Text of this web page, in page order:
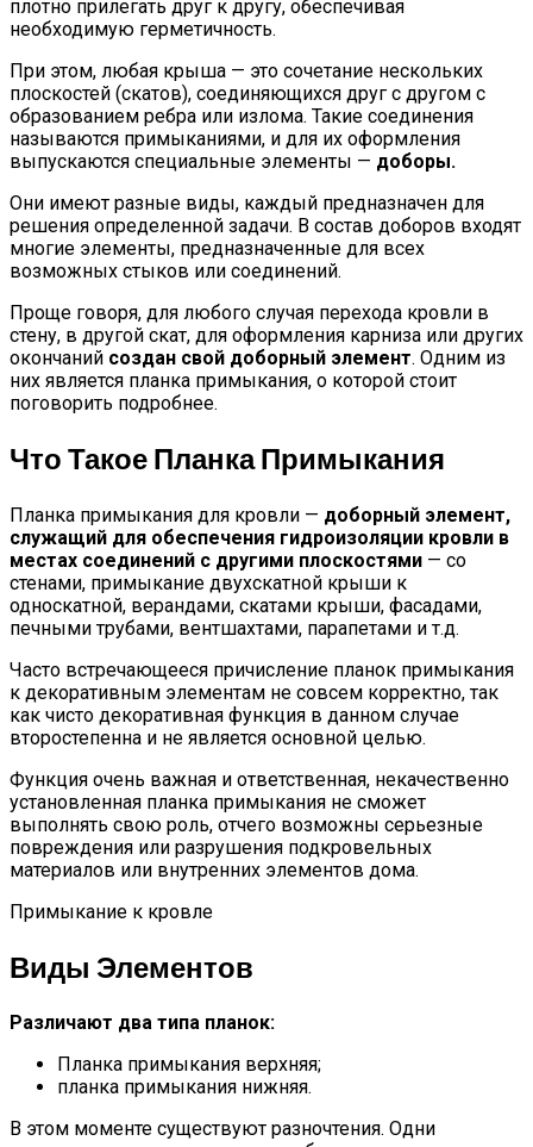
плотно прилегать друг к другу, обеспечивая
необходимую герметичность.
При этом, любая крыша — это сочетание нескольких
плоскостей (скатов), соединяющихся друг с другом с
образованием ребра или излома. Такие соединения
называются примыканиями, и для их оформления
выпускаются специальные элементы — доборы.
Они имеют разные виды, каждый предназначен для
решения определенной задачи. В состав доборов входят
многие элементы, предназначенные для всех
возможных стыков или соединений.
Проще говоря, для любого случая перехода кровли в
стену, в другой скат, для оформления карниза или других
окончаний создан свой доборный элемент. Одним из
них является планка примыкания, о которой стоит
поговорить подробнее.
Что Такое Планка Примыкания
Планка примыкания для кровли — доборный элемент,
служащий для обеспечения гидроизоляции кровли в
местах соединений с другими плоскостями — со
стенами, примыкание двухскатной крыши к
односкатной, верандами, скатами крыши, фасадами,
печными трубами, вентшахтами, парапетами и т.д.
Часто встречающееся причисление планок примыкания
к декоративным элементам не совсем корректно, так
как чисто декоративная функция в данном случае
второстепенна и не является основной целью.
Функция очень важная и ответственная, некачественно
установленная планка примыкания не сможет
выполнять свою роль, отчего возможны серьезные
повреждения или разрушения подкровельных
материалов или внутренних элементов дома.
Примыкание к кровле
Виды Элементов
Различают два типа планок:
Планка примыкания верхняя;
планка примыкания нижняя.
В этом моменте существуют разночтения. Одни